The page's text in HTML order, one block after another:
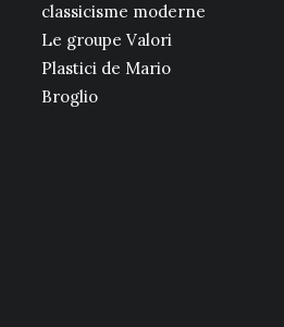
classicisme moderne
Le groupe Valori
Plastici de Mario
Broglio